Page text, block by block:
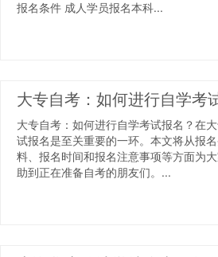
报名条件 成人学员报名本科...
大专自考：如何进行自学考
大专自考：如何进行自学考试报名？在
试报名是至关重要的一环。本文将从报
料、报名时间和报名注意事项等方面为
助到正在准备自考的朋友们。...